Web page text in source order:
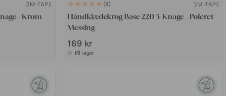
3M-TAPE
- Krom
6 3M-TAPE
Håndklædekrog Base 220 3-Knage - Poleret
Messing
169 kr
På lager